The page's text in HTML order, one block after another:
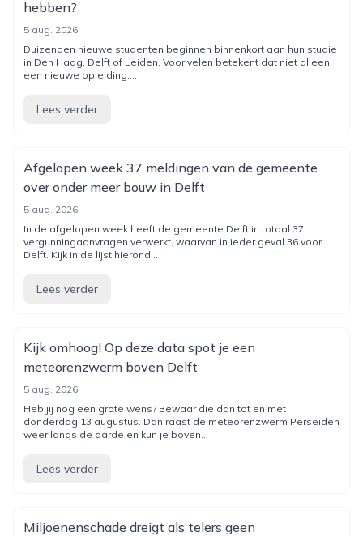
hebben?
5 aug. 2026
Duizenden nieuwe studenten beginnen binnenkort aan hun studie
in Den Haag, Delft of Leiden. Voor velen betekent dat niet alleen
een nieuwe opleiding,...
Lees verder
Afgelopen week 37 meldingen van de gemeente
over onder meer bouw in Delft
5 aug. 2026
In de afgelopen week heeft de gemeente Delft in totaal 37
vergunningaanvragen verwerkt, waarvan in ieder geval 36 voor
Delft. Kijk in de lijst hierond...
Lees verder
Kijk omhoog! Op deze data spot je een
meteorenzwerm boven Delft
5 aug. 2026
Heb jij nog een grote wens? Bewaar die dan tot en met
donderdag 13 augustus. Dan raast de meteorenzwerm Perseïden
weer langs de aarde en kun je boven...
Lees verder
Miljoenenschade dreigt als telers geen